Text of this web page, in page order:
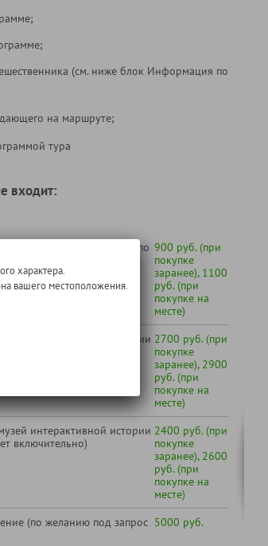
(см. ниже блок Информация по
на маршруте;
тура
входит:
"Огни Минска" с октября по 900 руб. (при
покупке
заранее), 1100
руб. (при
покупке на
месте)
интерактивной истории 2700 руб. (при
покупке
заранее), 2900
руб. (при
покупке на
месте)
интерактивной истории
включительно)
2400 руб. (при
покупке
заранее), 2600
руб. (при
покупке на
месте)
(по желанию под запрос 5000 руб.
характера.
вашего местоположения.